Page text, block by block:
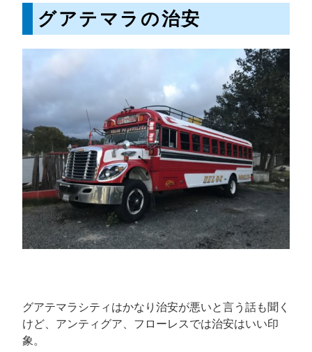
グアテマラの治安
グアテマラシティはかなり治安が悪いと言う話も聞く
けど、アンティグア、フローレスでは治安はいい印
象。